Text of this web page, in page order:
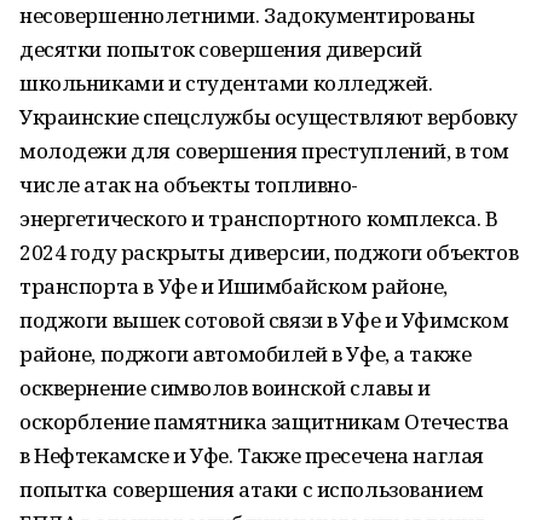
несовершеннолетними. Задокументированы
десятки попыток совершения диверсий
школьниками и студентами колледжей.
Украинские спецслужбы осуществляют вербовку
молодежи для совершения преступлений, в том
числе атак на объекты топливно-
энергетического и транспортного комплекса. В
2024 году раскрыты диверсии, поджоги объектов
транспорта в Уфе и Ишимбайском районе,
поджоги вышек сотовой связи в Уфе и Уфимском
районе, поджоги автомобилей в Уфе, а также
осквернение символов воинской славы и
оскорбление памятника защитникам Отечества
в Нефтекамске и Уфе. Также пресечена ​​наглая
попытка совершения атаки с использованием